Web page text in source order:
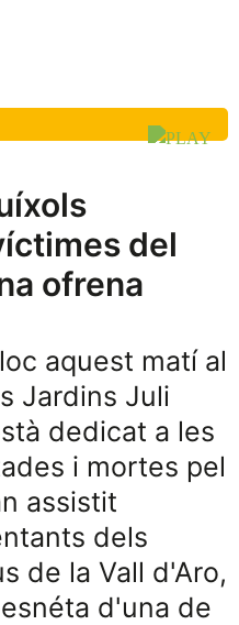
del
ofrena
aquest matí al
Jardins Juli
dedicat a les
i mortes pel
assistit
dels
de la Vall d'Aro,
d'una de